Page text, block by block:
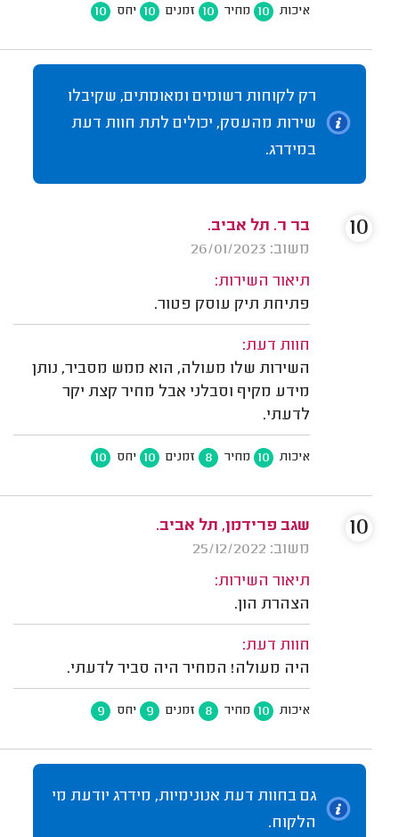
איכות 10 מחיר 10 זמנים 10 יחס 10
רק לקוחות רשומים ומאומתים, שקיבלו
שירות מהעסק, יכולים לתת חוות דעת
במידרג.
בר ר. תל אביב.
משוב: 26/01/2023
תיאור השירות:
פתיחת תיק עוסק פטור.
חוות דעת:
השירות שלו מעולה, הוא ממש מסביר, נותן
מידע מקיף וסבלני אבל מחיר קצת יקר
לדעתי.
איכות 10 מחיר 8 זמנים 10 יחס 10
10
שגב פרידמן, תל אביב.
משוב: 25/12/2022
תיאור השירות:
הצהרת הון.
חוות דעת:
היה מעולה! המחיר היה סביר לדעתי.
איכות 10 מחיר 8 זמנים 9 יחס 9
10
גם בחוות דעת אנונימיות, מידרג יודעת מי
הלקוח.